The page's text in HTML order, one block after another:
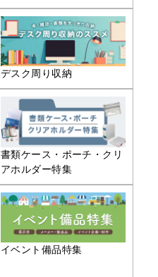
デスク周り収納
書類ケース・ポーチ・クリ
アホルダー特集
イベント備品特集